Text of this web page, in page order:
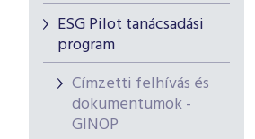
ESG Pilot tanácsadási
program
Címzetti felhívás és
dokumentumok -
GINOP